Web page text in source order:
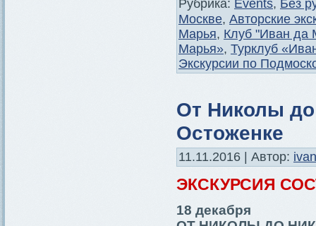
Рубрика: Events, Без
Москве, Авторские
Марья, Клуб "Иван да
Марья», Турклуб
Экскурсии по
От Николы
Остоженке
11.11.2016 | Автор:
ЭКСКУРСИЯ
18 декабря